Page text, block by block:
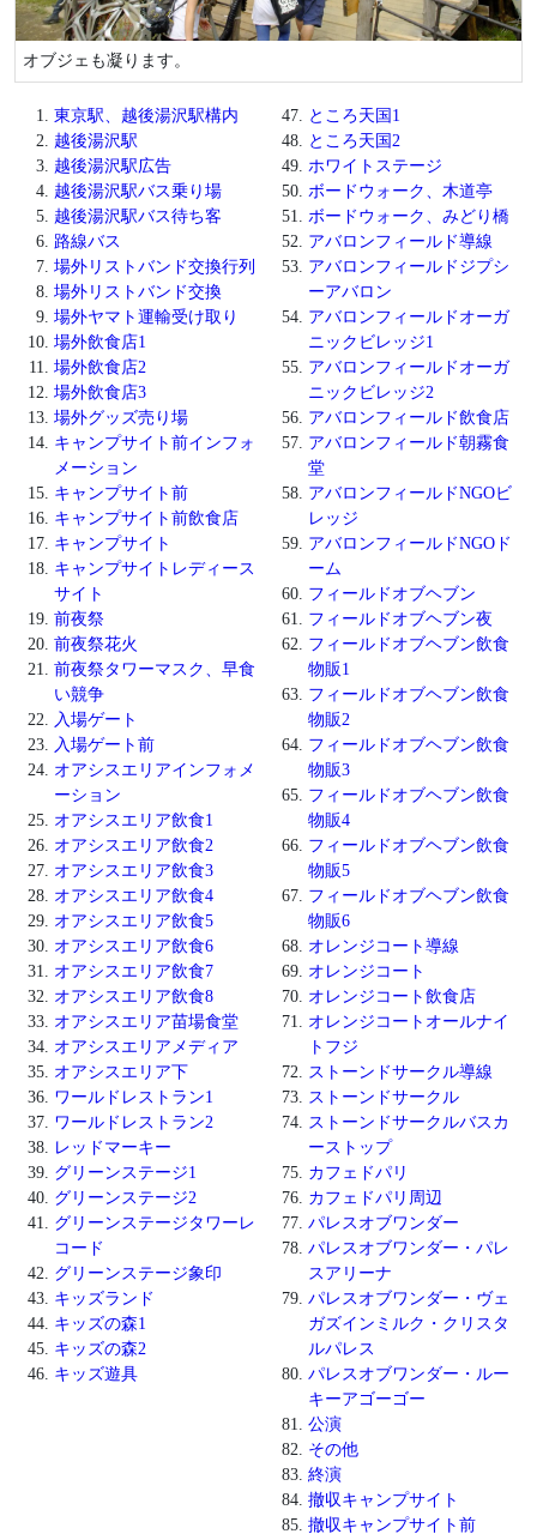
オブジェも凝ります。
東京駅、越後湯沢駅構内
越後湯沢駅
越後湯沢駅広告
越後湯沢駅バス乗り場
越後湯沢駅バス待ち客
路線バス
場外リストバンド交換行列
場外リストバンド交換
場外ヤマト運輸受け取り
場外飲食店1
場外飲食店2
場外飲食店3
場外グッズ売り場
キャンプサイト前インフォ
メーション
キャンプサイト前
キャンプサイト前飲食店
キャンプサイト
キャンプサイトレディース
サイト
前夜祭
前夜祭花火
前夜祭タワーマスク、早食
い競争
入場ゲート
入場ゲート前
オアシスエリアインフォメ
ーション
オアシスエリア飲食1
オアシスエリア飲食2
オアシスエリア飲食3
オアシスエリア飲食4
オアシスエリア飲食5
オアシスエリア飲食6
オアシスエリア飲食7
オアシスエリア飲食8
オアシスエリア苗場食堂
オアシスエリアメディア
オアシスエリア下
ワールドレストラン1
ワールドレストラン2
レッドマーキー
グリーンステージ1
グリーンステージ2
グリーンステージタワーレ
コード
グリーンステージ象印
キッズランド
キッズの森1
キッズの森2
キッズ遊具
ところ天国1
ところ天国2
ホワイトステージ
ボードウォーク、木道亭
ボードウォーク、みどり橋
アバロンフィールド導線
アバロンフィールドジプシ
ーアバロン
アバロンフィールドオーガ
ニックビレッジ1
アバロンフィールドオーガ
ニックビレッジ2
アバロンフィールド飲食店
アバロンフィールド朝霧食
堂
アバロンフィールドNGOビ
レッジ
アバロンフィールドNGOド
ーム
フィールドオブヘブン
フィールドオブヘブン夜
フィールドオブヘブン飲食
物販1
フィールドオブヘブン飲食
物販2
フィールドオブヘブン飲食
物販3
フィールドオブヘブン飲食
物販4
フィールドオブヘブン飲食
物販5
フィールドオブヘブン飲食
物販6
オレンジコート導線
オレンジコート
オレンジコート飲食店
オレンジコートオールナイ
トフジ
ストーンドサークル導線
ストーンドサークル
ストーンドサークルバスカ
ーストップ
カフェドパリ
カフェドパリ周辺
パレスオブワンダー
パレスオブワンダー・パレ
スアリーナ
パレスオブワンダー・ヴェ
ガズインミルク・クリスタ
ルパレス
パレスオブワンダー・ルー
キーアゴーゴー
公演
その他
終演
撤収キャンプサイト
撤収キャンプサイト前